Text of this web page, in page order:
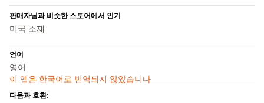
판매자님과 비슷한 스토어에서 인기
미국 소재
언어
영어
이 앱은 한국어로 번역되지 않았습니다
다음과 호환: